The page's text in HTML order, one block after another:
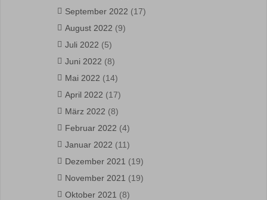
September 2022 (17)
August 2022 (9)
Juli 2022 (5)
Juni 2022 (8)
Mai 2022 (14)
April 2022 (17)
März 2022 (8)
Februar 2022 (4)
Januar 2022 (11)
Dezember 2021 (19)
November 2021 (19)
Oktober 2021 (8)